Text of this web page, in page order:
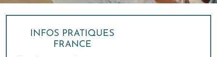
INFOS PRATIQUES
FRANCE